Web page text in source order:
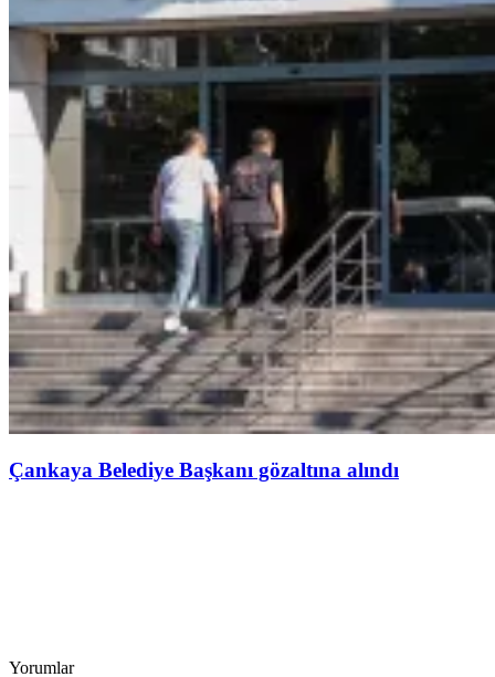
Çankaya Belediye Başkanı gözaltına alındı
Yorumlar